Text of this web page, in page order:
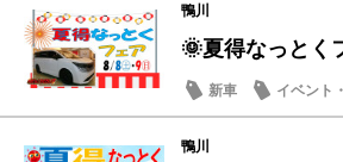
鴨川
🌞夏得なっと
新車 イベント
営業日・店休日
鴨川